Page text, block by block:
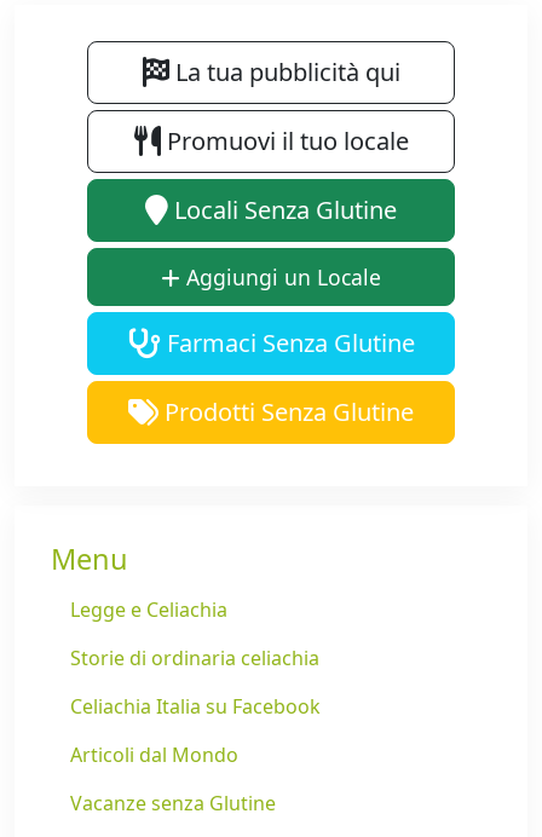
La tua pubblicità qui
Promuovi il tuo locale
Locali Senza Glutine
Aggiungi un Locale
Farmaci Senza Glutine
Prodotti Senza Glutine
Menu
Legge e Celiachia
Storie di ordinaria celiachia
Celiachia Italia su Facebook
Articoli dal Mondo
Vacanze senza Glutine